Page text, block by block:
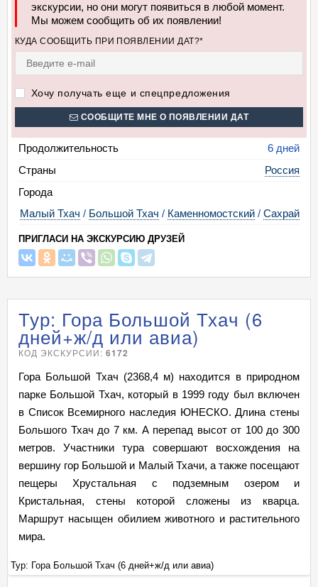
экскурсии, но они могут появиться в любой момент.
Мы можем сообщить об их появлении!
КУДА СООБЩИТЬ ПРИ ПОЯВЛЕНИИ ДАТ?*
Хочу получать еще и спецпредложения
СООБЩИТЕ МНЕ О ПОЯВЛЕНИИ ДАТ
Продолжительность
6 дней
Страны
Россия
Города
Малый Тхач / Большой Тхач / Каменномостский / Сахрай
ПРИГЛАСИ НА ЭКСКУРСИЮ ДРУЗЕЙ
Тур: Гора Большой Тхач (6
дней+ж/д или авиа)
КОД ЭКСКУРСИИ:6172
Гора Большой Тхач (2368,4 м) находится в природном
парке Большой Тхач, который в 1999 году был включен
в Список Всемирного наследия ЮНЕСКО. Длина стены
Большого Тхач до 7 км. А перепад высот от 100 до 300
метров. Участники тура совершают восхождения на
вершину гор Большой и Малый Тхачи, а также посещают
пещеры Хрустальная с подземным озером и
Кристальная, стены которой сложены из кварца.
Маршрут насыщен обилием животного и растительного
мира.
Тур: Гора Большой Тхач (6 дней+ж/д или авиа)